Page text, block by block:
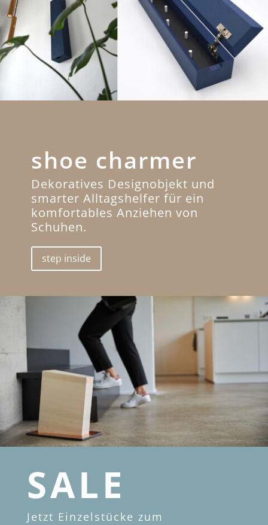
shoe charmer
Dekoratives Designobjekt und
smarter Alltagshelfer für ein
komfortables Anziehen von
Schuhen.
step inside
SALE
Jetzt Einzelstücke zum